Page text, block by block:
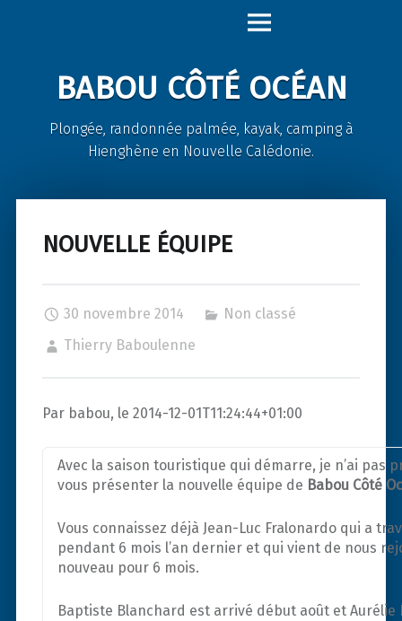
navigation
BABOU CÔTÉ OCÉAN
Plongée, randonnée palmée, kayak, camping à
Hienghène en Nouvelle Calédonie.
NOUVELLE ÉQUIPE
30 novembre 2014
Non classé
Thierry Baboulenne
Par babou, le 2014-12-01T11:24:44+01:00
Avec la saison touristique qui démarre, je n’ai pas
vous présenter la nouvelle équipe de Babou Côté
Vous connaissez déjà Jean-Luc Fralonardo qui a
pendant 6 mois l’an dernier et qui vient de nous
nouveau pour 6 mois.
Baptiste Blanchard est arrivé début août et Aurélie